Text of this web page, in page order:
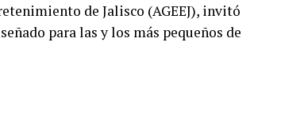
de Jalisco (AGEEJ), invitó
para las y los más pequeños de